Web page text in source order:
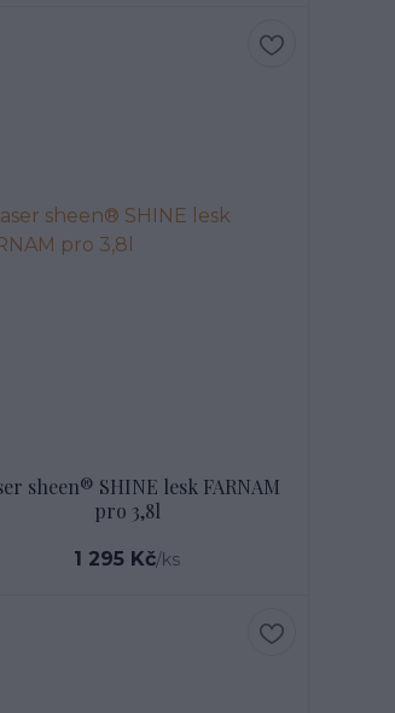
sheen® SHINE lesk FARNAM
pro 3,8l
1 295 Kč/ks